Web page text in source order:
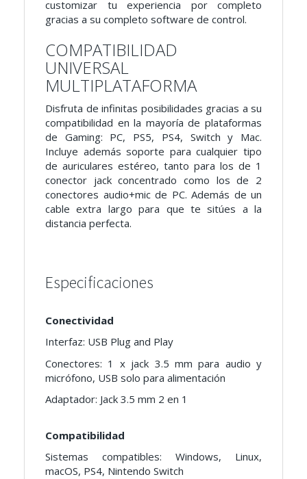
customizar tu experiencia por completo
gracias a su completo software de control.
COMPATIBILIDAD
UNIVERSAL
MULTIPLATAFORMA
Disfruta de infinitas posibilidades gracias a su
compatibilidad en la mayoría de plataformas
de Gaming: PC, PS5, PS4, Switch y Mac.
Incluye además soporte para cualquier tipo
de auriculares estéreo, tanto para los de 1
conector jack concentrado como los de 2
conectores audio+mic de PC. Además de un
cable extra largo para que te sitúes a la
distancia perfecta.
Especificaciones
Conectividad
Interfaz: USB Plug and Play
Conectores: 1 x jack 3.5 mm para audio y
micrófono, USB solo para alimentación
Adaptador: Jack 3.5 mm 2 en 1
Compatibilidad
Sistemas compatibles: Windows, Linux,
macOS, PS4, Nintendo Switch